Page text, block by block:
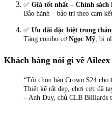
✅ Giá tốt nhất – Chính sách
Bảo hành – bảo trì theo cam
✅ Ưu đãi đặc biệt trong
Tặng combo cơ Ngọc Mỹ , bi
Khách hàng nói gì về
“Tôi chọn bàn Crown S24
Thiết kế rất đẹp, chơi cực đã
– Anh Duy, chủ CLB Billiards